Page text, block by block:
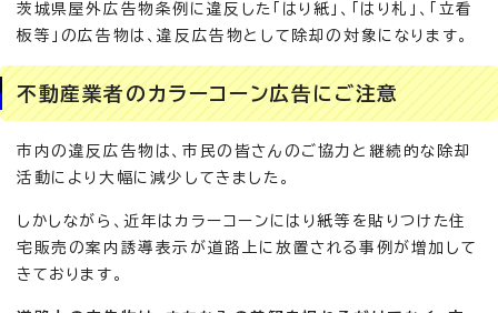
茨城県屋外広告物条例に違反した「はり紙」、「はり札」、「立看
板等」の広告物は、違反広告物として除却の対象になります。
不動産業者のカラーコーン広告にご注意
市内の違反広告物は、市民の皆さんのご協力と継続的な除却
活動により大幅に減少してきました。
しかしながら、近年はカラーコーンにはり紙等を貼りつけた住
宅販売の案内誘導表示が道路上に放置される事例が増加して
きております。